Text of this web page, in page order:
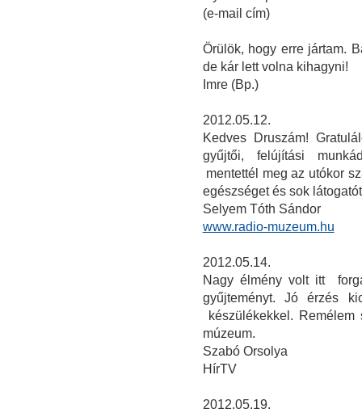
(e-mail cím)
Örülök, hogy erre jártam.
de kár lett volna kihagyni!
Imre (Bp.)
2012.05.12.
Kedves Druszám!
gyűjtői, felújítási
mentettél meg az utókor
egészséget és sok
Selyem Tóth Sándor
www.radio-muzeum.hu
2012.05.14.
Nagy élmény volt itt
gyűjteményt. Jó érzés
készülékekkel.
múzeum.
Szabó Orsolya
HírTV
2012.05.19.